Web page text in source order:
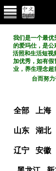
我们是一个最优
的爱玛仕，是公
活照和生活短视
加优秀，如有假
业，养生理念超
台而努
全部 上海
山东 湖北
辽宁 安徽